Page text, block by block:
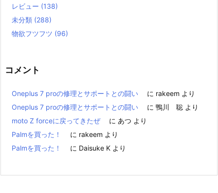
レビュー (138)
未分類 (288)
物欲フツフツ (96)
コメント
Oneplus 7 proの修理とサポートとの闘い に rakeem より
Oneplus 7 proの修理とサポートとの闘い
に 鴨川 聡 より
moto Z forceに戻ってきたぜ
に あつ より
Palmを買った！
に rakeem より
Palmを買った！
に Daisuke K より